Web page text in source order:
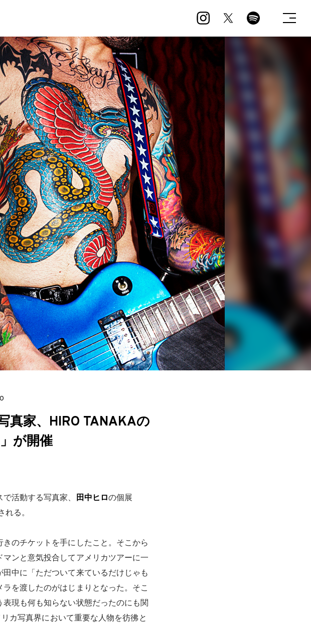
真家、HIRO TANAKAの
が開催
活動する写真家、 田中ヒロの個展
る。
のチケットを手にしたこと。そこから
ンと意気投合してアメリカツアーに一
中に「ただついて来ているだけじゃも
を渡したのがはじまりとなった。そこ
現も何も知らない状態だったのにも関
カ写真界において重要な人物を彷彿と